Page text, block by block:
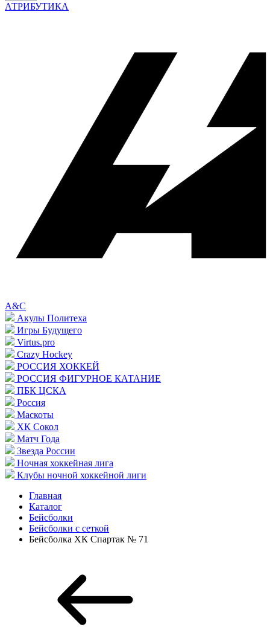
АТРИБУТИКА
A&C
Акулы Политеха
Игры Будущего
Virtus.pro
Crazy Hockey
РОССИЯ ХОККЕЙ
РОССИЯ ФИГУРНОЕ КАТАНИЕ
ПБК ЦСКА
Россия
Маскоты
ХК Сокол
Матч Года
Звезда России
Ночная хоккейная лига
Клубы ночной хоккейной лиги
Главная
Каталог
Бейсболки
Бейсболки с сеткой
Бейсболка ХК Спартак № 71